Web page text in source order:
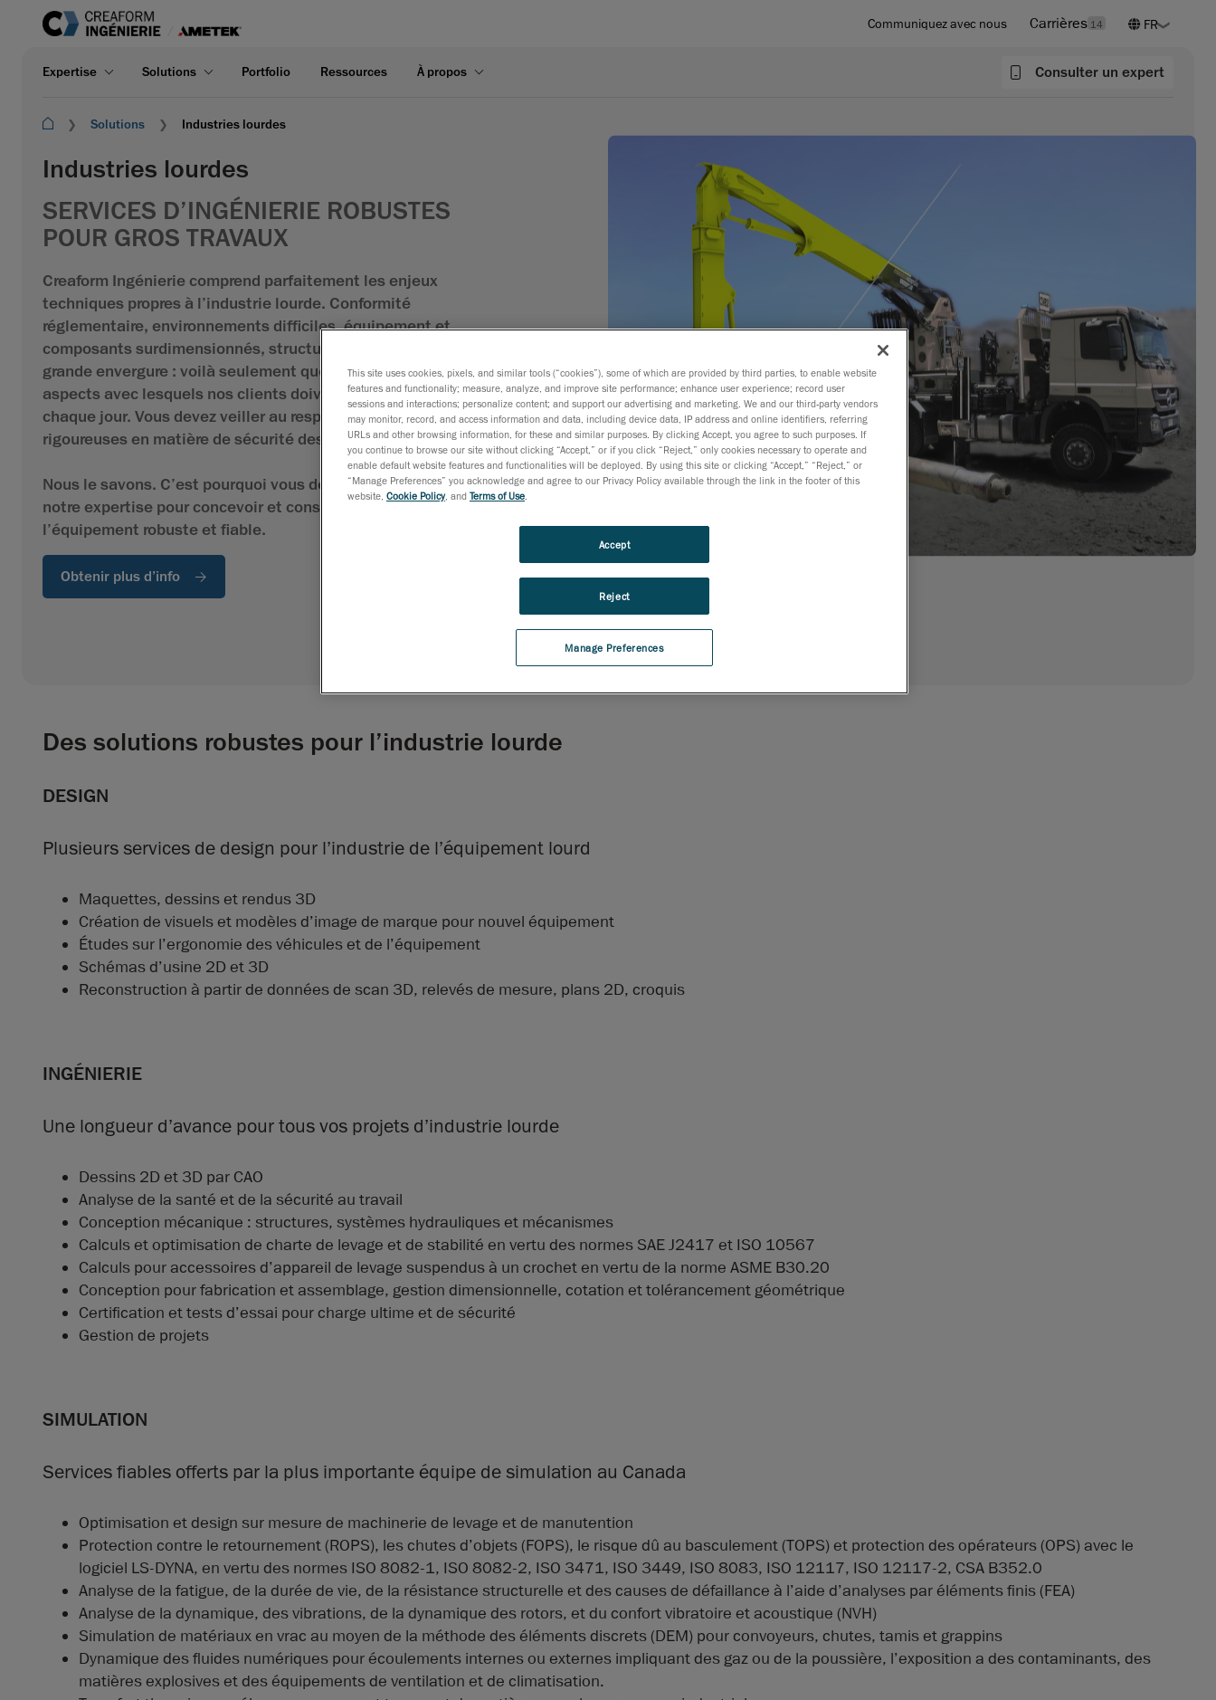
Communiquez avec nous Carrières 14
Expertise Solutions Portfolio Ressources À propos Consulter un expert
Solutions Industries lourdes
Industries lourdes
SERVICES D’INGÉNIERIE ROBUSTES
POUR GROS TRAVAUX
Creaform Ingénierie comprend parfaitement les enjeux
techniques propres à l’industrie lourde. Conformité
réglementaire, environnements difficiles, équipement et
composants surdimensionnés, structures et systèmes de
grande envergure : voilà seulement quelques-uns des
aspects avec lesquels nos clients doivent composer
chaque jour. Vous devez veiller au respect de normes
rigoureuses en matière de sécurité des machines.
Nous le savons. C’est pourquoi vous devriez tirer profit de
notre expertise pour concevoir et construire de
l’équipement robuste et fiable.
Obtenir plus d’info
Des solutions robustes pour l’industrie lourde
DESIGN
Plusieurs services de design pour l’industrie de l’équipement lourd
Maquettes, dessins et rendus 3D
Création de visuels et modèles d’image de marque pour nouvel équipement
Études sur l’ergonomie des véhicules et de l’équipement
Schémas d’usine 2D et 3D
Reconstruction à partir de données de scan 3D, relevés de mesure, plans 2D, croquis
INGÉNIERIE
Une longueur d’avance pour tous vos projets d’industrie lourde
Dessins 2D et 3D par CAO
Analyse de la santé et de la sécurité au travail
Conception mécanique : structures, systèmes hydrauliques et mécanismes
Calculs et optimisation de charte de levage et de stabilité en vertu des normes SAE J2417 et ISO 10567
Calculs pour accessoires d’appareil de levage suspendus à un crochet en vertu de la norme ASME B30.20
Conception pour fabrication et assemblage, gestion dimensionnelle, cotation et tolérancement géométrique
Certification et tests d’essai pour charge ultime et de sécurité
Gestion de projets
SIMULATION
Services fiables offerts par la plus importante équipe de simulation au Canada
Optimisation et design sur mesure de machinerie de levage et de manutention
Protection contre le retournement (ROPS), les chutes d’objets (FOPS), le risque dû au basculement (TOPS) et protection des opérateurs (OPS) avec le
logiciel LS-DYNA, en vertu des normes ISO 8082-1, ISO 8082-2, ISO 3471, ISO 3449, ISO 8083, ISO 12117, ISO 12117-2, CSA B352.0
Analyse de la fatigue, de la durée de vie, de la résistance structurelle et des causes de défaillance à l’aide d’analyses par éléments finis (FEA)
Analyse de la dynamique, des vibrations, de la dynamique des rotors, et du confort vibratoire et acoustique (NVH)
Simulation de matériaux en vrac au moyen de la méthode des éléments discrets (DEM) pour convoyeurs, chutes, tamis et grappins
Dynamique des fluides numériques pour écoulements internes ou externes impliquant des gaz ou de la poussière, l’exposition a des contaminants, des
matières explosives et des équipements de ventilation et de climatisation.
This site uses cookies, pixels, and similar tools (“cookies”), some of which are provided by third parties, to enable website
features and functionality; measure, analyze, and improve site performance; enhance user experience; record user
sessions and interactions; personalize content; and support our advertising and marketing. We and our third-party vendors
may monitor, record, and access information and data, including device data, IP address and online identifiers, referring
URLs and other browsing information, for these and similar purposes. By clicking Accept, you agree to such purposes. If
you continue to browse our site without clicking “Accept,” or if you click “Reject,” only cookies necessary to operate and
enable default website features and functionalities will be deployed. By using this site or clicking “Accept,” “Reject,” or
“Manage Preferences” you acknowledge and agree to our Privacy Policy available through the link in the footer of this
website, Cookie Policy, and Terms of Use
Manage Preferences
Reject
Accept